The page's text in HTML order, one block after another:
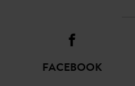
FACEBOOK